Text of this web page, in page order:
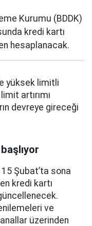
Kurumu (BDDK)
kredi kartı
hesaplanacak.
yüksek limitli
artırımı
devreye gireceği
15 Şubat’ta sona
kredi kartı
ve
üzerinden